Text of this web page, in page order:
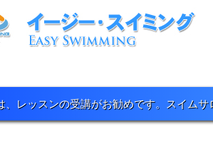
レッスンの受講がお勧めです。スイム